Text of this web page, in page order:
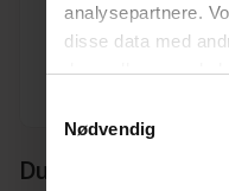
analysepartnere.
disse data med
dem, eller som de
Nødvendig
Du kan måske i